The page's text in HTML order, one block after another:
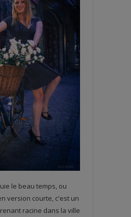
le beau temps, ou
version courte, c'est un
racine dans la ville